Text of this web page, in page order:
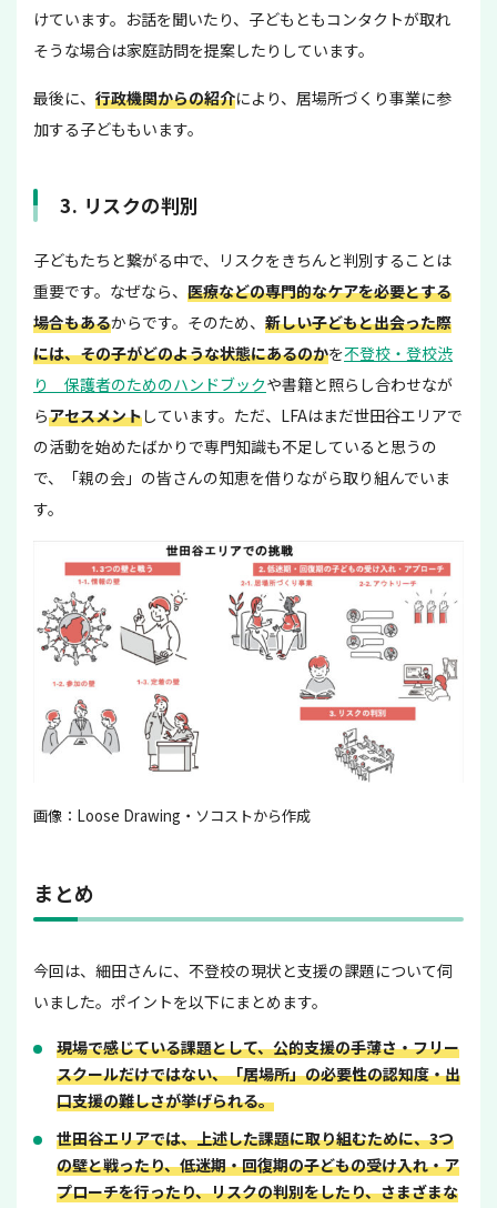
けています。お話を聞いたり、子どもともコンタクトが取れ
そうな場合は家庭訪問を提案したりしています。
最後に、 行政機関からの紹介により、居場所づくり事業に参
加する子どももいます。
3. リスクの判別
子どもたちと繋がる中で、リスクをきちんと判別することは
重要です。なぜなら、 医療などの専門的なケアを必要とする
場合もあるからです。そのため、 新しい子どもと出会った際
には、その子がどのような状態にあるのかを不登校・登校渋
り 保護者のためのハンドブックや書籍と照らし合わせなが
らアセスメントしています。ただ、LFAはまだ世田谷エリアで
の活動を始めたばかりで専門知識も不足していると思うの
で、「親の会」の皆さんの知恵を借りながら取り組んでいま
す。
画像：Loose Drawing・ソコストから作成
まとめ
今回は、細田さんに、不登校の現状と支援の課題について伺
いました。ポイントを以下にまとめます。
現場で感じている課題として、公的支援の手薄さ・フリー
スクールだけではない、「居場所」の必要性の認知度・出
口支援の難しさが挙げられる。
世田谷エリアでは、上述した課題に取り組むために、3つ
の壁と戦ったり、低迷期・回復期の子どもの受け入れ・ア
プローチを行ったり、リスクの判別をしたり、さまざまな